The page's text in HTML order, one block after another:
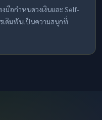
มือกำหนดวงเงินและ Self-
เดิมพันเป็นความสนุกที่